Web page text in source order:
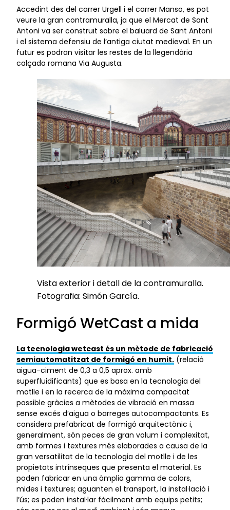
Accedint des del carrer Urgell i el carrer Manso, es pot
veure la gran contramuralla, ja que el Mercat de Sant
Antoni va ser construït sobre el baluard de Sant Antoni
i el sistema defensiu de l’antiga ciutat medieval. En un
futur es podran visitar les restes de la llegendària
calçada romana Via Augusta.
Vista exterior i detall de la contramuralla.
Fotografia: Simón García.
Formigó WetCast a mida
La tecnologia wetcast és un mètode de fabricació
semiautomatitzat de formigó en humit. (relació
aigua-ciment de 0,3 a 0,5 aprox. amb
superfluidificants) que es basa en la tecnologia del
motlle i en la recerca de la màxima compacitat
possible gràcies a mètodes de vibració en massa
sense excés d’aigua o barreges autocompactants. Es
considera prefabricat de formigó arquitectònic i,
generalment, són peces de gran volum i complexitat,
amb formes i textures més elaborades a causa de la
gran versatilitat de la tecnologia del motlle i de les
propietats intrínseques que presenta el material. Es
poden fabricar en una àmplia gamma de colors,
mides i textures; aguanten el transport, la instal·lació i
l’ús; es poden instal·lar fàcilment amb equips petits;